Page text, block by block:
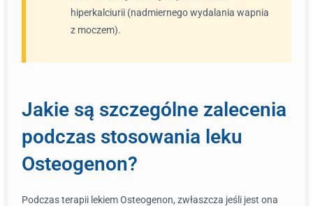
hiperkalciurii (nadmiernego wydalania wapnia
z moczem).
Jakie są szczególne zalecenia
podczas stosowania leku
Osteogenon?
Podczas terapii lekiem Osteogenon, zwłaszcza jeśli jest ona